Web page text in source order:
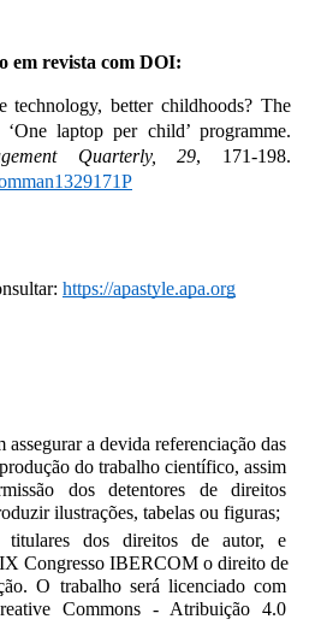
em revista com DOI:
technology, better childhoods? The
Quarterly, 29
https://apastyle.apa.org
assegurar a devida referenciação das
do trabalho científico, assim
dos detentores de direitos
ilustrações, tabelas ou figuras;
titulares dos direitos de autor, e
Congresso IBERCOM o direito de
O trabalho será licenciado com
Commons - Atribuição 4.0